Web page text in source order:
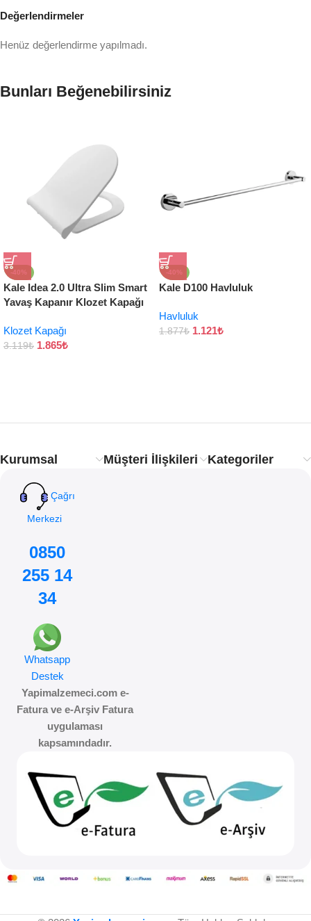
Değerlendirmeler
Henüz değerlendirme yapılmadı.
Bunları Beğenebilirsiniz
-40%
Kale Idea 2.0 Ultra Slim Smart
Yavaş Kapanır Klozet Kapağı
Klozet Kapağı
3.119₺ 1.865₺
-40%
Kale D100 Havluluk
Havluluk
1.877₺ 1.121₺
Kurumsal Müşteri İlişkileri Kategoriler
Çağrı
Merkezi
0850
255 14
34
Whatsapp
Destek
Yapimalzemeci.com e-
Fatura ve e-Arşiv Fatura
uygulaması
kapsamındadır.